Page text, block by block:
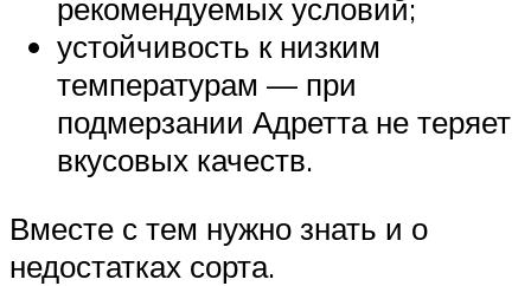
рекомендуемых условий;
устойчивость к низким
температурам — при
подмерзании Адретта не теряет
вкусовых качеств.
Вместе с тем нужно знать и о
недостатках сорта.